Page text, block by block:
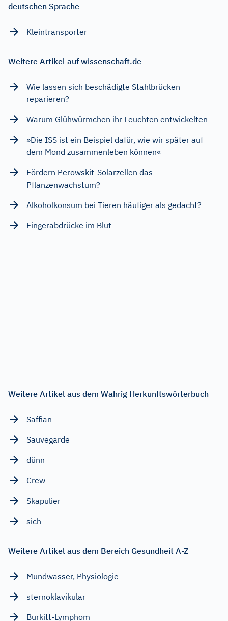
deutschen Sprache
Kleintransporter
Weitere Artikel auf wissenschaft.de
Wie lassen sich beschädigte Stahlbrücken
reparieren?
Warum Glühwürmchen ihr Leuchten entwickelten
»Die ISS ist ein Beispiel dafür, wie wir später auf
dem Mond zusammenleben können«
Fördern Perowskit-Solarzellen das
Pflanzenwachstum?
Alkoholkonsum bei Tieren häufiger als gedacht?
Fingerabdrücke im Blut
Weitere Artikel aus dem Wahrig Herkunftswörterbuch
Saffian
Sauvegarde
dünn
Crew
Skapulier
sich
Weitere Artikel aus dem Bereich Gesundheit A-Z
Mundwasser, Physiologie
sternoklavikular
Burkitt-Lymphom